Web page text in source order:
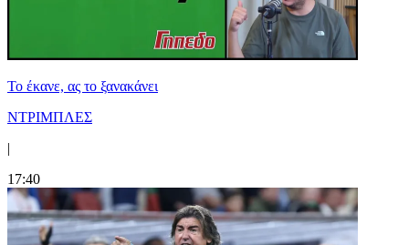
Το έκανε, ας το ξανακάνει
ΝΤΡΙΜΠΛΕΣ
|
17:40